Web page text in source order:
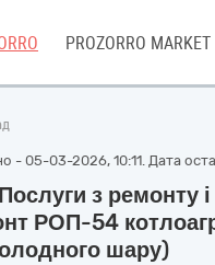
PROZORRO MARKET
- 05-03-2026, 10:11. Дата
з ремонту і
РОП-54
шару)